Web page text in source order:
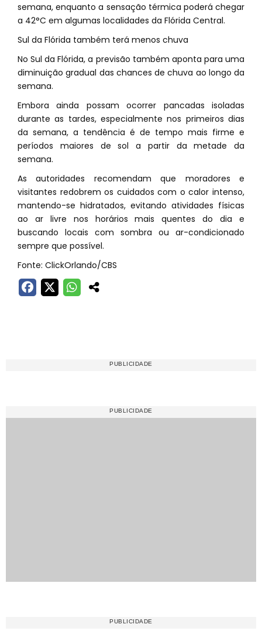
semana, enquanto a sensação térmica poderá chegar
a 42°C em algumas localidades da Flórida Central.
Sul da Flórida também terá menos chuva
No Sul da Flórida, a previsão também aponta para uma
diminuição gradual das chances de chuva ao longo da
semana.
Embora ainda possam ocorrer pancadas isoladas
durante as tardes, especialmente nos primeiros dias
da semana, a tendência é de tempo mais firme e
períodos maiores de sol a partir da metade da
semana.
As autoridades recomendam que moradores e
visitantes redobrem os cuidados com o calor intenso,
mantendo-se hidratados, evitando atividades físicas
ao ar livre nos horários mais quentes do dia e
buscando locais com sombra ou ar-condicionado
sempre que possível.
Fonte: ClickOrlando/CBS